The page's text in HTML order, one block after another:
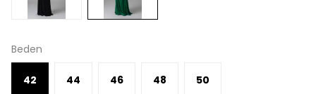
Beden
42 44 46 48 50